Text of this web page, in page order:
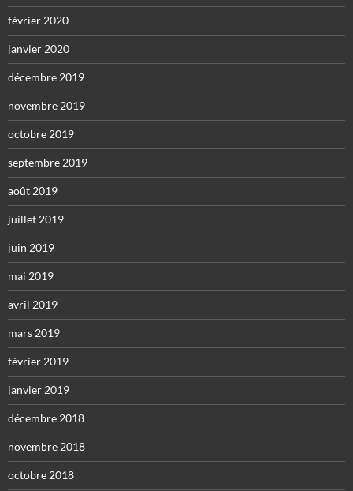
février 2020
janvier 2020
décembre 2019
novembre 2019
octobre 2019
septembre 2019
août 2019
juillet 2019
juin 2019
mai 2019
avril 2019
mars 2019
février 2019
janvier 2019
décembre 2018
novembre 2018
octobre 2018